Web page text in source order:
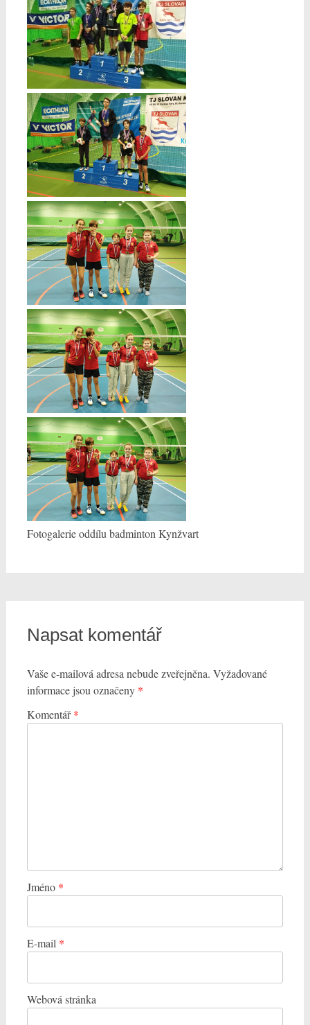
Fotogalerie oddílu badminton Kynžvart
Napsat komentář
Vaše e-mailová adresa nebude zveřejněna. Vyžadované
informace jsou označeny *
Komentář*
Jméno *
E-mail *
Webová stránka